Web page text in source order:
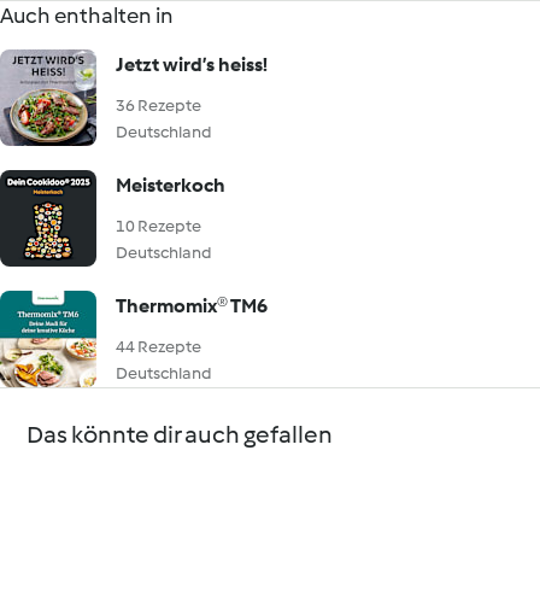
Auch enthalten in
Jetzt wird’s heiss!
36 Rezepte
Deutschland
Meisterkoch
10 Rezepte
Deutschland
Thermomix® TM6
44 Rezepte
Deutschland
Das könnte dir auch gefallen